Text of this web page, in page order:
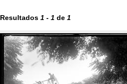
Resultados 1 - 1 de 1